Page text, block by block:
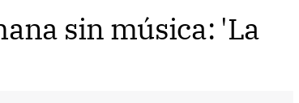
sin música: 'La